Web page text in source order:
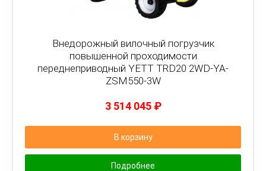
Внедорожный вилочный погрузчик
повышенной проходимости
переднеприводный YETT TRD20 2WD-YA-
ZSM550-3W
3 514 045 ₽
В корзину
Подробнее